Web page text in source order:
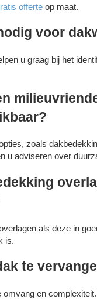
offerte op maat.
voor
u graag bij het
zoals
u adviseren over
als deze in
is.
te
en